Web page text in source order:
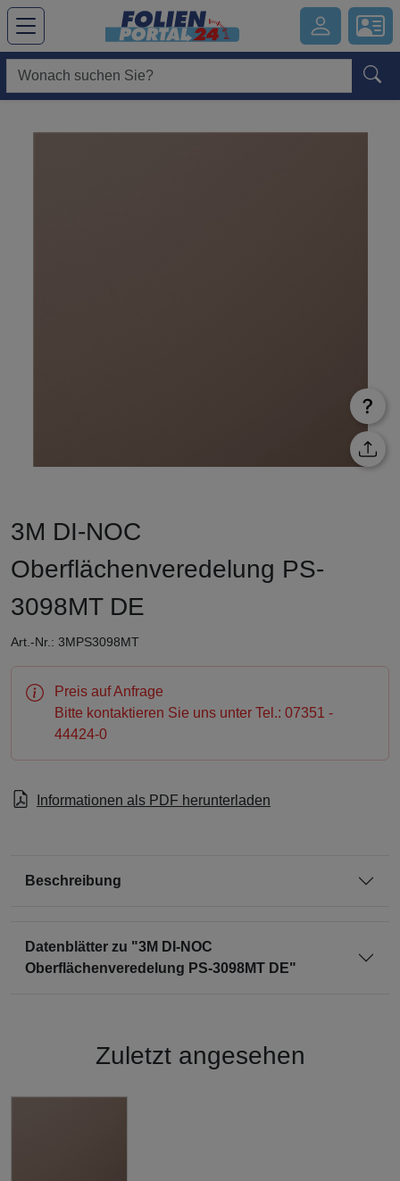
Hauptregion der Seite anspringen
3M DI-NOC
Oberflächenveredelung PS-
3098MT DE
Art.-Nr.: 3MPS3098MT
Preis auf Anfrage
Bitte kontaktieren Sie uns unter Tel.: 07351 -
44424-0
Informationen als PDF herunterladen
Beschreibung
Datenblätter zu "3M DI-NOC
Oberflächenveredelung PS-3098MT DE"
Zuletzt angesehen